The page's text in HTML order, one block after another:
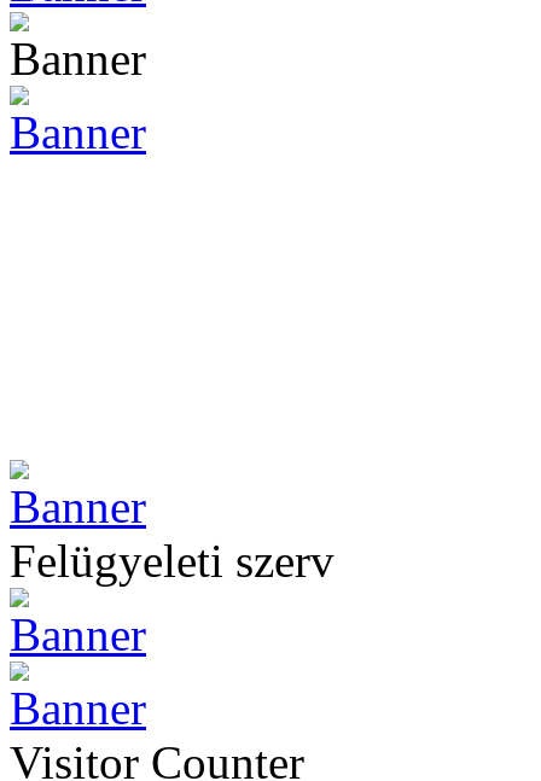
Felügyeleti szerv
Visitor Counter